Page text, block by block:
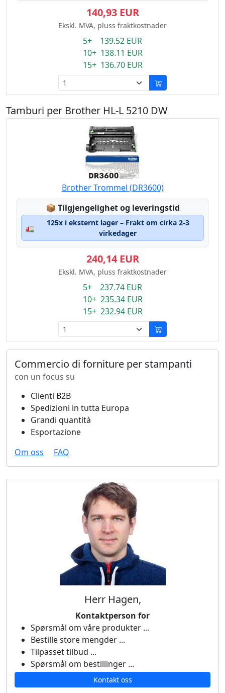
140,93 EUR
Ekskl. MVA, pluss fraktkostnader
5+ 139.52 EUR
10+ 138.11 EUR
15+ 136.70 EUR
Tamburi per Brother HL-L 5210 DW
Brother Trommel (DR3600)
📦 Lagerstatus:
Tilgjengelighet og leveringstid
🚛
125x i eksternt lager – Frakt om cirka 2-3
virkedager
240,14 EUR
Ekskl. MVA, pluss fraktkostnader
5+ 237.74 EUR
10+ 235.34 EUR
15+ 232.94 EUR
Commercio di forniture per stampanti
con un focus su
Clienti B2B
Spedizioni in tutta Europa
Grandi quantità
Esportazione
Om oss
FAQ
Herr Hagen,
Kontaktperson for
Spørsmål om våre produkter ...
Bestille store mengder ...
Tilpasset tilbud ...
Spørsmål om bestillinger ...
Kontakt oss